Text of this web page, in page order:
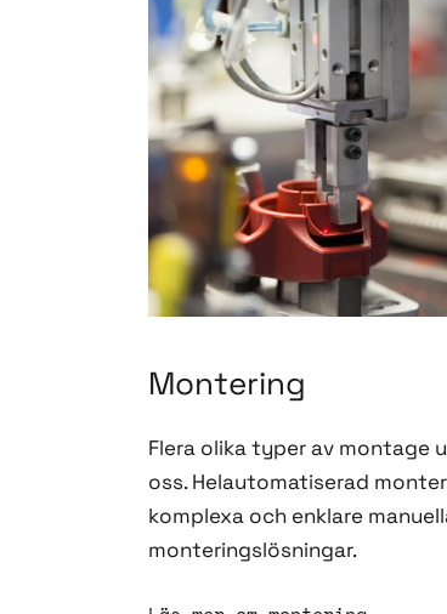
Montering
Flera olika typer av montage
oss. Helautomatiserad
komplexa och enklare
monteringslösningar.